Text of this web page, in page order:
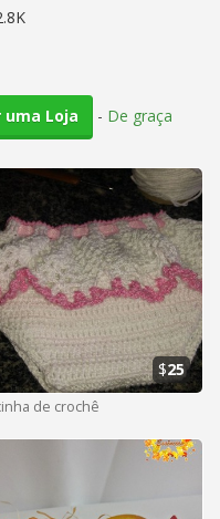
Loja - De graça
de crochê
$25